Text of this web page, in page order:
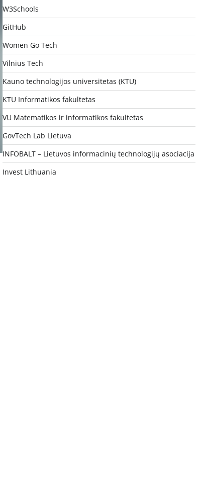
W3Schools
GitHub
Women Go Tech
Vilnius Tech
Kauno technologijos universitetas (KTU)
KTU Informatikos fakultetas
VU Matematikos ir informatikos fakultetas
GovTech Lab Lietuva
INFOBALT – Lietuvos informacinių technologijų asociacija
Invest Lithuania